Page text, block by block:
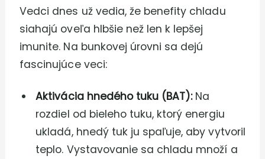
Vedci dnes už vedia, že benefity chladu
siahajú oveľa hlbšie než len k lepšej
imunite. Na bunkovej úrovni sa dejú
fascinujúce veci:
Aktivácia hnedého tuku (BAT):Na
rozdiel od bieleho tuku, ktorý energiu
ukladá, hnedý tuk ju spaľuje, aby vytvoril
teplo. Vystavovanie sa chladu množí a